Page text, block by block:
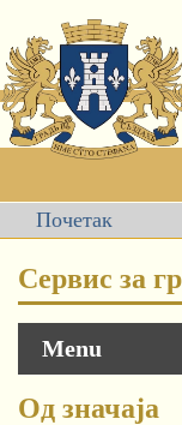
Почетак
Сервис за
Menu
Од значаја